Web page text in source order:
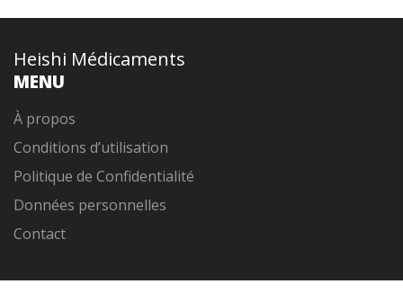
Heishi Médicaments
MENU
À propos
Conditions d’utilisation
Politique de Confidentialité
Données personnelles
Contact